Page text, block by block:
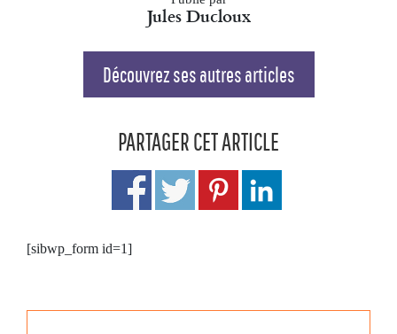
Jules Ducloux
Découvrez ses autres articles
PARTAGER CET ARTICLE
[sibwp_form id=1]